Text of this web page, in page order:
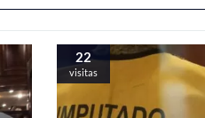
22
visitas